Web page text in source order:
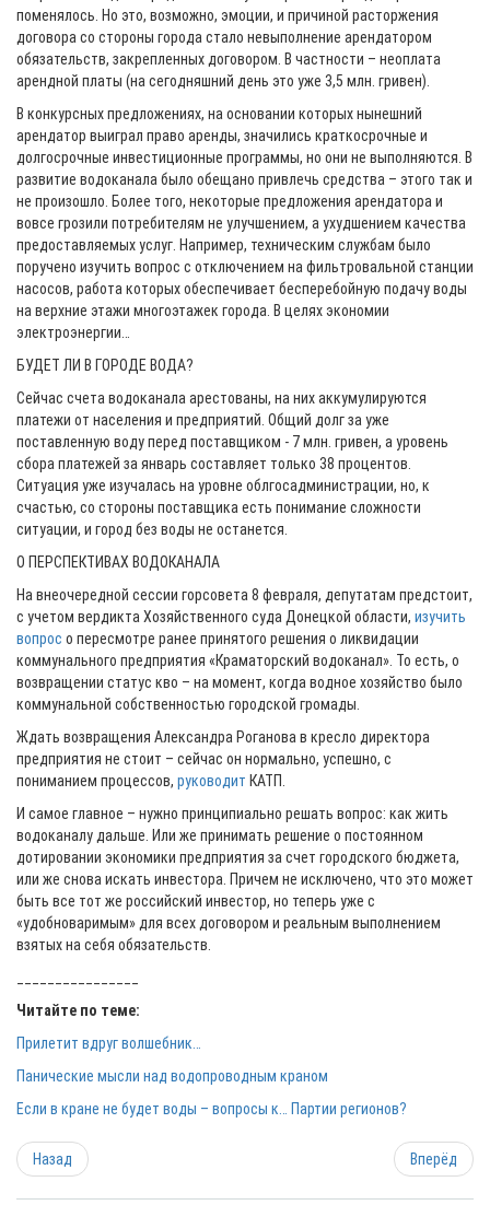
поменялось. Но это, возможно, эмоции, и причиной расторжения
договора со стороны города стало невыполнение арендатором
обязательств, закрепленных договором. В частности – неоплата
арендной платы (на сегодняшний день это уже 3,5 млн. гривен).
В конкурсных предложениях, на основании которых нынешний
арендатор выиграл право аренды, значились краткосрочные и
долгосрочные инвестиционные программы, но они не выполняются. В
развитие водоканала было обещано привлечь средства – этого так и
не произошло. Более того, некоторые предложения арендатора и
вовсе грозили потребителям не улучшением, а ухудшением качества
предоставляемых услуг. Например, техническим службам было
поручено изучить вопрос с отключением на фильтровальной станции
насосов, работа которых обеспечивает бесперебойную подачу воды
на верхние этажи многоэтажек города. В целях экономии
электроэнергии…
БУДЕТ ЛИ В ГОРОДЕ ВОДА?
Сейчас счета водоканала арестованы, на них аккумулируются
платежи от населения и предприятий. Общий долг за уже
поставленную воду перед поставщиком - 7 млн. гривен, а уровень
сбора платежей за январь составляет только 38 процентов.
Ситуация уже изучалась на уровне облгосадминистрации, но, к
счастью, со стороны поставщика есть понимание сложности
ситуации, и город без воды не останется.
О ПЕРСПЕКТИВАХ ВОДОКАНАЛА
На внеочередной сессии горсовета 8 февраля, депутатам предстоит,
с учетом вердикта Хозяйственного суда Донецкой области, изучить
вопрос о пересмотре ранее принятого решения о ликвидации
коммунального предприятия «Краматорский водоканал». То есть, о
возвращении статус кво – на момент, когда водное хозяйство было
коммунальной собственностью городской громады.
Ждать возвращения Александра Роганова в кресло директора
предприятия не стоит – сейчас он нормально, успешно, с
пониманием процессов, руководит КАТП.
И самое главное – нужно принципиально решать вопрос: как жить
водоканалу дальше. Или же принимать решение о постоянном
дотировании экономики предприятия за счет городского бюджета,
или же снова искать инвестора. Причем не исключено, что это может
быть все тот же российский инвестор, но теперь уже с
«удобноваримым» для всех договором и реальным выполнением
взятых на себя обязательств.
Читайте по теме:
Прилетит вдруг волшебник…
Панические мысли над водопроводным краном
Если в кране не будет воды – вопросы к… Партии регионов?
Назад Вперёд